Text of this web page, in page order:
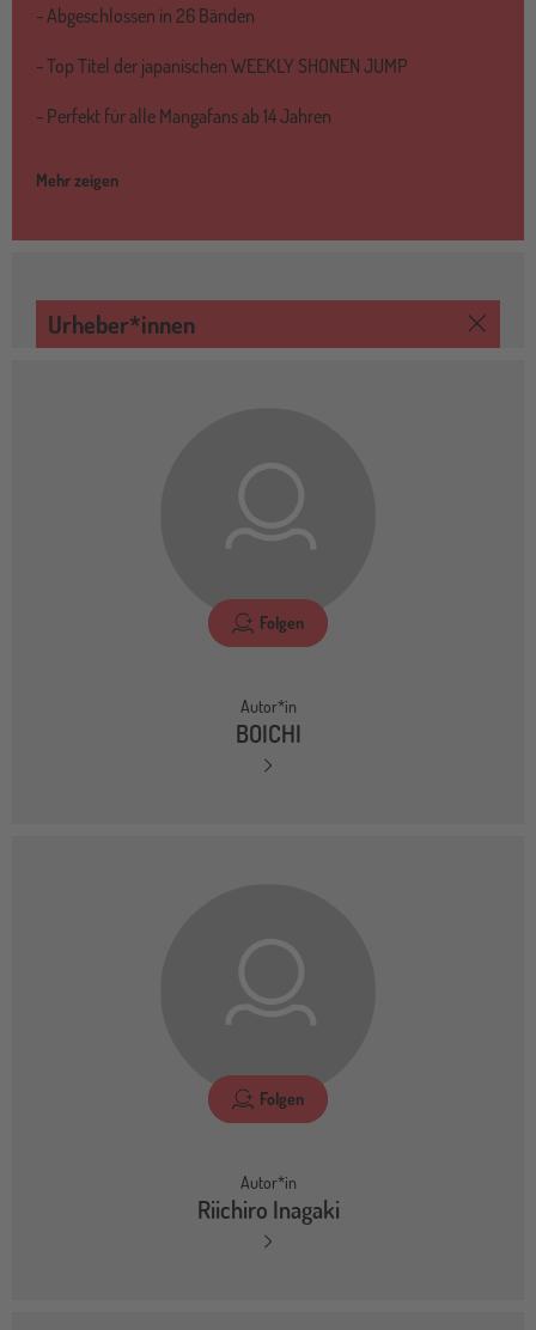
- Abgeschlossen in 26 Bänden
- Top Titel der japanischen WEEKLY SHONEN JUMP
- Perfekt für alle Mangafans ab 14 Jahren
Mehr zeigen
Urheber*innen
Folgen
Autor*in
BOICHI
Folgen
Autor*in
Riichiro Inagaki